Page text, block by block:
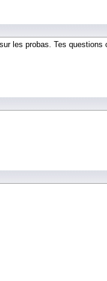
les probas. Tes